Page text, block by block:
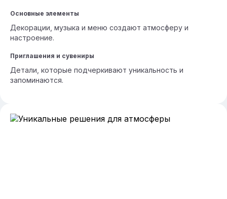
Основные элементы
Декорации, музыка и меню создают атмосферу и
настроение.
Приглашения и сувениры
Детали, которые подчеркивают уникальность и
запоминаются.